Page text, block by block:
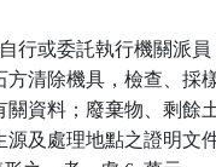
行或委託執行機關派員
方清除機具，檢查、採
關資料；廢棄物、剩餘
源及處理地點之證明文